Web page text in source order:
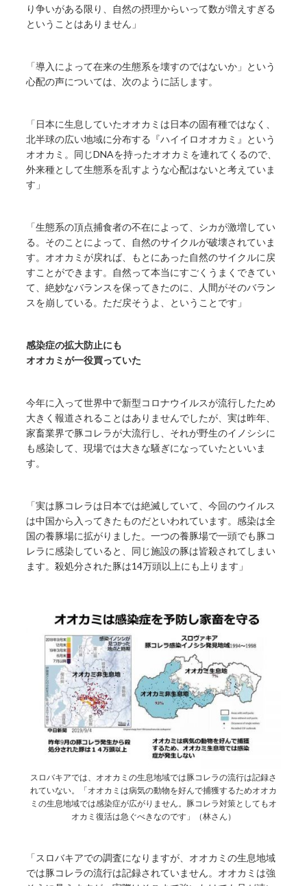
り争いがある限り、自然の摂理からいって数が増えすぎる
ということはありません」
「導入によって在来の生態系を壊すのではないか」という
心配の声については、次のように話します。
「日本に生息していたオオカミは日本の固有種ではなく、
北半球の広い地域に分布する『ハイイロオオカミ』という
オオカミ。同じDNAを持ったオオカミを連れてくるので、
外来種として生態系を乱すような心配はないと考えていま
す」
「生態系の頂点捕食者の不在によって、シカが激増してい
る。そのことによって、自然のサイクルが破壊されていま
す。オオカミが戻れば、もとにあった自然のサイクルに戻
すことができます。自然って本当にすごくうまくできてい
て、絶妙なバランスを保ってきたのに、人間がそのバラン
スを崩している。ただ戻そうよ、ということです」
感染症の拡大防止にも
オオカミが一役買っていた
今年に入って世界中で新型コロナウイルスが流行したため
大きく報道されることはありませんでしたが、実は昨年、
家畜業界で豚コレラが大流行し、それが野生のイノシシに
も感染して、現場では大きな騒ぎになっていたといいま
す。
「実は豚コレラは日本では絶滅していて、今回のウイルス
は中国から入ってきたものだといわれています。感染は全
国の養豚場に拡がりました。一つの養豚場で一頭でも豚コ
レラに感染していると、同じ施設の豚は皆殺されてしまい
ます。殺処分された豚は14万頭以上にも上ります」
スロバキアでは、オオカミの生息地域では豚コレラの流行は記録さ
れていない。「オオカミは病気の動物を好んで捕獲するためオオカ
ミの生息地域では感染症が広がりません。豚コレラ対策としてもオ
オカミ復活は急ぐべきなのです」（林さん）
「スロバキアでの調査になりますが、オオカミの生息地域
では豚コレラの流行は記録されていません。オオカミは強